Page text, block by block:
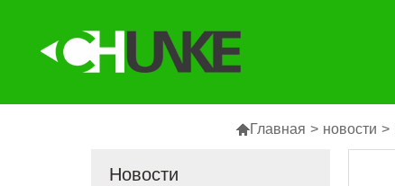
Главная > новости >
Новости